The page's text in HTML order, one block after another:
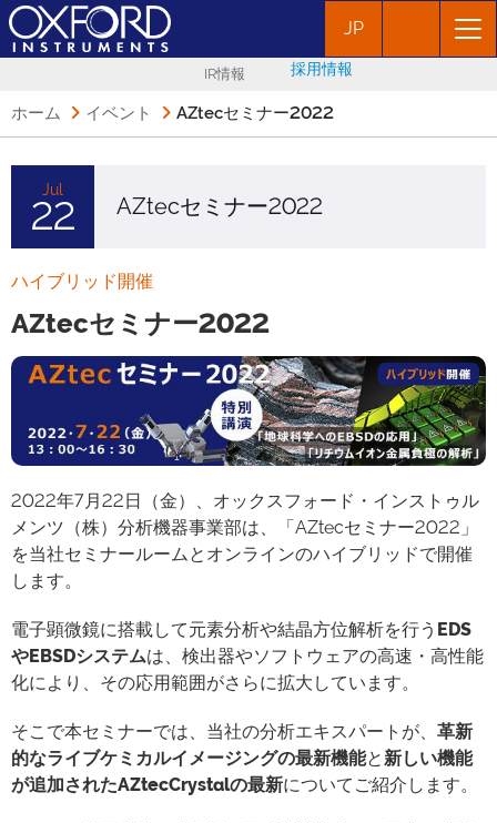
JP
IR情報 採用情報
ホーム イベント AZtecセミナー2022
Jul
22 AZtecセミナー2022
ハイブリッド開催
AZtecセミナー2022
2022年7月22日（金）、オックスフォード・インストゥル
メンツ（株）分析機器事業部は、「AZtecセミナー2022」
を当社セミナールームとオンラインのハイブリッドで開催
します。
電子顕微鏡に搭載して元素分析や結晶方位解析を行う EDS
やEBSDシステムは、検出器やソフトウェアの高速・高性能
化により、その応用範囲がさらに拡大しています。
そこで本セミナーでは、当社の分析エキスパートが、 革新
的なライブケミカルイメージングの最新機能と 新しい機能
が追加されたAZtecCrystalの最新についてご紹介します。